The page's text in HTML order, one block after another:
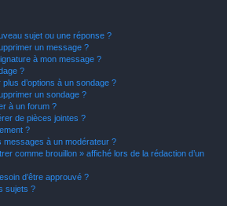
sujet ou une réponse ?
un message ?
à mon message ?
?
d’options à un sondage ?
un sondage ?
à un forum ?
de pièces jointes ?
?
messages à un modérateur ?
comme brouillon » affiché lors de la rédaction d’un
d’être approuvé ?
sujets ?